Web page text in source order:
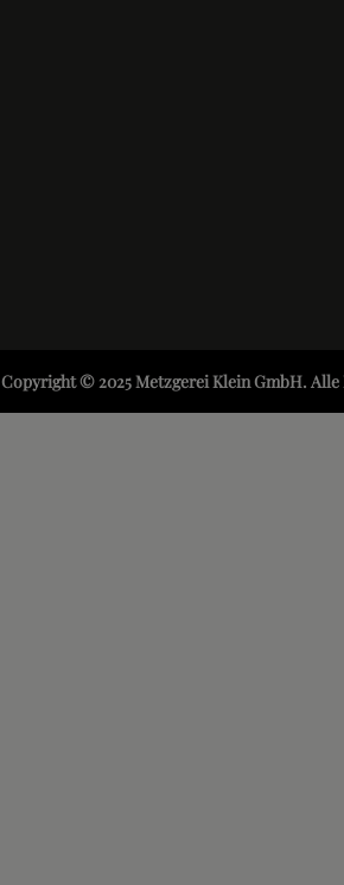
Copyright © 2025 Metzgerei Klein GmbH. Alle